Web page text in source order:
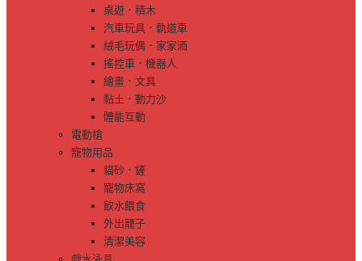
桌遊．積木
汽車玩具．軌道車
絨毛玩偶．家家酒
搖控車．機器人
繪畫．文具
黏土．動力沙
體能互動
電動槍
寵物用品
貓砂．鏟
寵物床窩
飲水餵食
外出籠子
清潔美容